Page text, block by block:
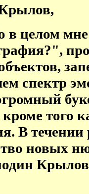
целом мне
спектр
того
В
новых